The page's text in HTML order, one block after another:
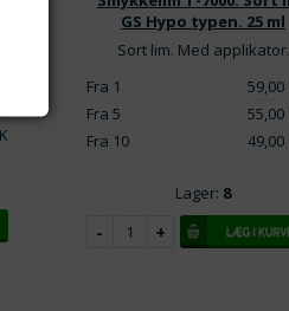
GS Hypo typen. 25 ml
Sort lim. Med applikator.
Fra 1
59,00
Fra 5
55,00
Fra 10
49,00
Lager: 8